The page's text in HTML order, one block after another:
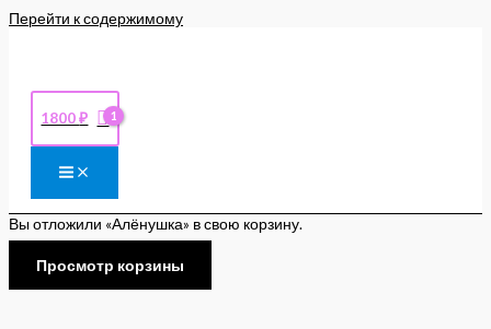
Перейти к содержимому
1800₽
Вы отложили «Алёнушка» в свою корзину.
Просмотр корзины